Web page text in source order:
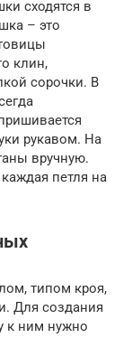
сходятся в
– это
клин,
сорочки. В
рукавом. На
вручную.
петля на
типом кроя,
Для создания
к ним нужно